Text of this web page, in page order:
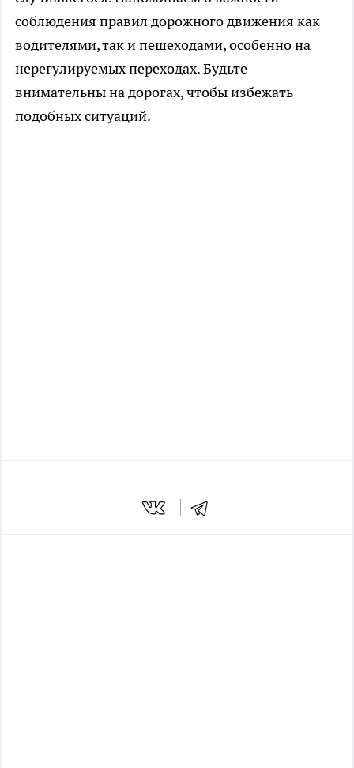
соблюдения правил дорожного движения как
водителями, так и пешеходами, особенно на
нерегулируемых переходах. Будьте
внимательны на дорогах, чтобы избежать
подобных ситуаций.